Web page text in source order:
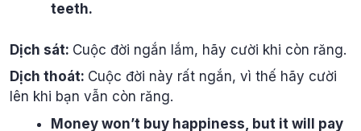
teeth.
Dịch sát: Cuộc đời ngắn lắm, hãy cười khi còn răng.
Dịch thoát: Cuộc đời này rất ngắn, vì thế hãy cười
lên khi bạn vẫn còn răng.
Money won’t buy happiness, but it will pay